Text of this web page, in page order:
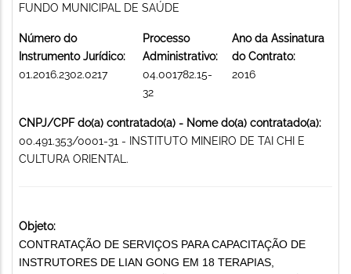
FUNDO MUNICIPAL DE SAÚDE
Número do
Instrumento Jurídico:
01.2016.2302.0217
Processo
Administrativo:
04.001782.15-
32
Ano da Assinatura
do Contrato:
2016
CNPJ/CPF do(a) contratado(a) - Nome do(a) contratado(a):
00.491.353/0001-31 - INSTITUTO MINEIRO DE TAI CHI E
CULTURA ORIENTAL.
Objeto:
CONTRATAÇÃO DE SERVIÇOS PARA CAPACITAÇÃO DE
INSTRUTORES DE LIAN GONG EM 18 TERAPIAS,